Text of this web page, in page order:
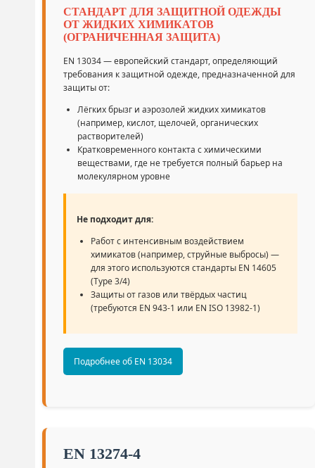
СТАНДАРТ ДЛЯ ЗАЩИТНОЙ ОДЕЖДЫ
ОТ ЖИДКИХ ХИМИКАТОВ
(ОГРАНИЧЕННАЯ ЗАЩИТА)
EN 13034 — европейский стандарт, определяющий
требования к защитной одежде, предназначенной для
защиты от:
Лёгких брызг и аэрозолей жидких химикатов
(например, кислот, щелочей, органических
растворителей)
Кратковременного контакта с химическими
веществами, где не требуется полный барьер на
молекулярном уровне
Не подходит для:
Работ с интенсивным воздействием
химикатов (например, струйные выбросы) —
для этого используются стандарты EN 14605
(Type 3/4)
Защиты от газов или твёрдых частиц
(требуются EN 943-1 или EN ISO 13982-1)
Подробнее об EN 13034
EN 13274-4